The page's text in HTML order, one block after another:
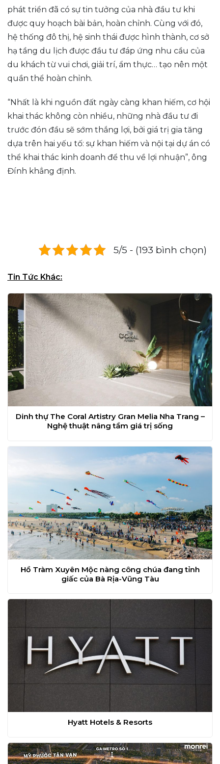
phát triển đã có sự tin tưởng của nhà đầu tư khi
được quy hoạch bài bản, hoàn chỉnh. Cùng với đó,
hệ thống đô thị, hệ sinh thái được hình thành, cơ sở
hạ tầng du lịch được đầu tư đáp ứng nhu cầu của
du khách từ vui chơi, giải trí, ẩm thực… tạo nên một
quần thể hoàn chỉnh.
“Nhất là khi nguồn đất ngày càng khan hiếm, cơ hội
khai thác không còn nhiều, những nhà đầu tư đi
trước đón đầu sẽ sớm thắng lợi, bởi giá trị gia tăng
dựa trên hai yếu tố: sự khan hiếm và nội tại dự án có
thể khai thác kinh doanh để thu về lợi nhuận”, ông
Đính khẳng định.
5/5 - (193 bình chọn)
Tin Tức Khác:
Dinh thự The Coral Artistry Gran Melia Nha Trang –
Nghệ thuật nâng tầm giá trị sống
Hồ Tràm Xuyên Mộc nàng công chúa đang tỉnh
giấc của Bà Rịa-Vũng Tàu
Hyatt Hotels & Resorts